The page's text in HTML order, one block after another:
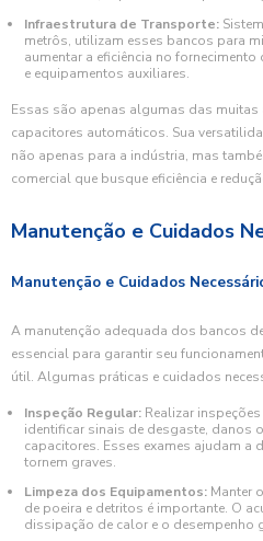
Infraestrutura de Transporte:
metrôs, utilizam esses bancos para
aumentar a eficiência no
e equipamentos auxiliares.
Essas são apenas algumas das
capacitores automáticos. Sua
não apenas para a indústria, mas
comercial que busque eficiência e
Manutenção e Cuidados
Manutenção e Cuidados
A manutenção adequada dos bancos
essencial para garantir seu
útil. Algumas práticas e cuidados
Inspeção Regular: Realizar
identificar sinais de desgaste, danos
capacitores. Esses exames ajudam a
tornem graves.
Limpeza dos Equipamentos: Manter
de poeira e detritos é importante. O
dissipação de calor e o desempenho